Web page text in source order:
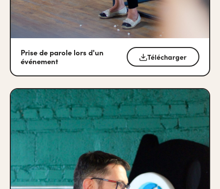
Prise de parole lors d'un
événement
Télécharger